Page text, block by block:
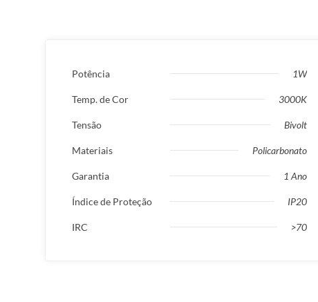
Potência 1W
Temp. de Cor 3000K
Tensão Bivolt
Materiais Policarbonato
Garantia 1 Ano
Índice de Proteção IP20
IRC >70